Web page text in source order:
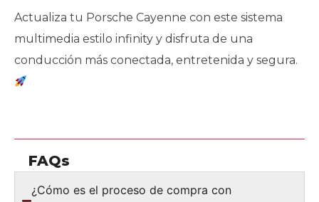
Actualiza tu Porsche Cayenne con este sistema
multimedia estilo infinity y disfruta de una
conducción más conectada, entretenida y segura.
FAQs
¿Cómo es el proceso de compra con